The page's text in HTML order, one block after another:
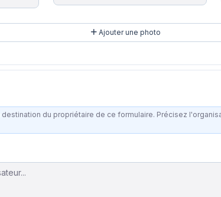
Ajouter une photo
du propriétaire de ce formulaire. Précisez